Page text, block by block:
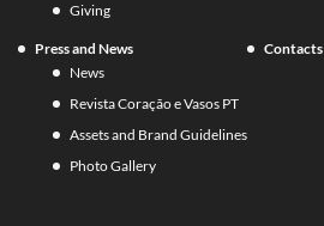
Giving
Press and News
News
Revista Coração e Vasos PT
Assets and Brand Guidelines
Photo Gallery
Contacts